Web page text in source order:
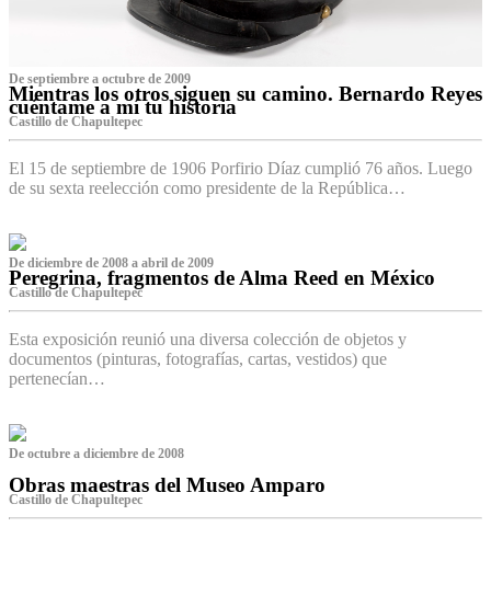
De septiembre a octubre de 2009
Mientras los otros siguen su camino. Bernardo Reyes
cuéntame a mí tu historia
Castillo de Chapultepec
El 15 de septiembre de 1906 Porfirio Díaz cumplió 76 años. Luego
de su sexta reelección como presidente de la República…
De diciembre de 2008 a abril de 2009
Peregrina, fragmentos de Alma Reed en México
Castillo de Chapultepec
Esta exposición reunió una diversa colección de objetos y
documentos (pinturas, fotografías, cartas, vestidos) que
pertenecían…
De octubre a diciembre de 2008
Obras maestras del Museo Amparo
Castillo de Chapultepec